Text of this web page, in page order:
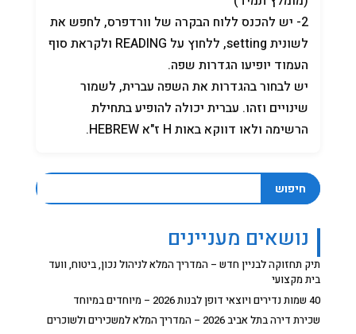
2- יש להכנס ללוח הבקרה של וורדפרס, לחפש את
לשונית setting, ללחוץ על READING ולקראת סוף
העמוד יופיעו הגדרות שפה.
יש לבחור בהגדרות את השפה עברית, לשמור
שינויים וזהו. עברית יכולה להופיע בתחילת
הרשימה ולאו דווקא באות H ז"א HEBREW.
חיפוש
נושאים מעניינים
תיק תחזוקה לבניין חדש – המדריך המלא לניהול נכון, ביטוח, וועד
בית מקצועי
40 שמות נדירים ויוצאי דופן לבנות 2026 – מיוחדים במיוחד
שכירת דירה בתל אביב 2026 – המדריך המלא למשכירים ולשוכרים